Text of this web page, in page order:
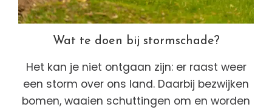
Wat te doen bij stormschade?
Het kan je niet ontgaan zijn: er raast weer
een storm over ons land. Daarbij bezwijken
bomen, waaien schuttingen om en worden